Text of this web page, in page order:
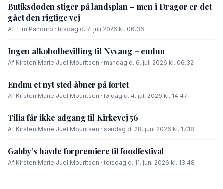
Butiksdøden stiger på landsplan – men i Dragør er det
gået den rigtige vej
Af Tim Panduro · tirsdag d. 7. juli 2026 kl. 06.36
Ingen alkoholbevilling til Nyvang – endnu
Af Kirsten Marie Juel Mouritsen · mandag d. 6. juli 2026 kl. 06.32
Endnu et nyt sted åbner på fortet
Af Kirsten Marie Juel Mouritsen · lørdag d. 4. juli 2026 kl. 14.47
Tilia får ikke adgang til Kirkevej 56
Af Kirsten Marie Juel Mouritsen · søndag d. 28. juni 2026 kl. 17.18
Gabby’s havde forpremiere til foodfestival
Af Kirsten Marie Juel Mouritsen · torsdag d. 11. juni 2026 kl. 13.48